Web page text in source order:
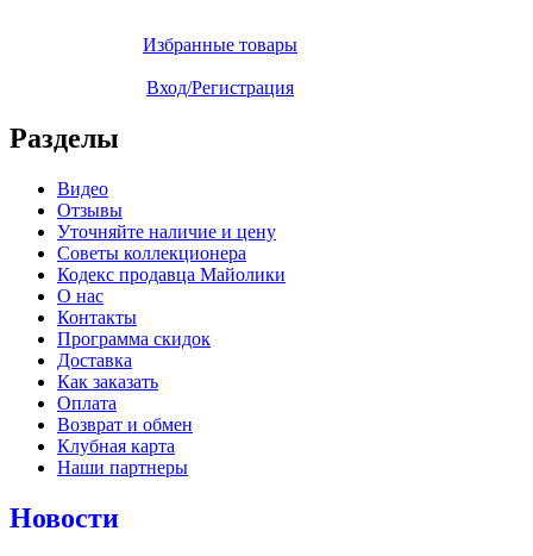
Избранные товары
Вход/Регистрация
Разделы
Видео
Отзывы
Уточняйте наличие и цену
Советы коллекционера
Кодекс продавца Майолики
О нас
Контакты
Программа скидок
Доставка
Как заказать
Оплата
Возврат и обмен
Клубная карта
Наши партнеры
Новости